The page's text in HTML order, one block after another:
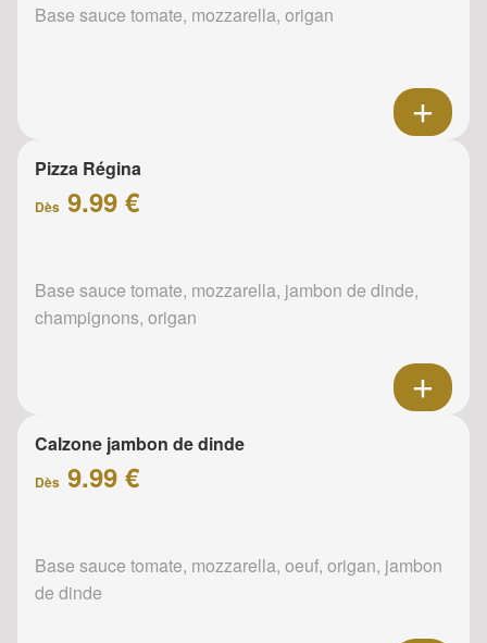
Base sauce tomate, mozzarella, origan
Pizza Régina
Dès 9.99 €
Base sauce tomate, mozzarella, jambon de dinde,
champignons, origan
Calzone jambon de dinde
Dès 9.99 €
Base sauce tomate, mozzarella, oeuf, origan, jambon
de dinde